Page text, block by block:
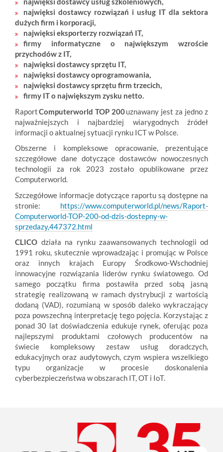
najwięksi dostawcy rozwiązań i usług IT dla sektora
dużych firm i korporacji,
najwięksi eksporterzy rozwiązań IT,
firmy informatyczne o największym wzroście
przychodów z IT,
najwięksi dostawcy sprzętu IT,
najwięksi dostawcy oprogramowania,
najwięksi dostawcy sprzętu firm trzecich,
firmy IT o największym zysku netto.
RaportComputerworld TOP 200uznawany jest za jedno z
najważniejszych i najbardziej wiarygodnych źródeł
informacji o aktualnej sytuacji rynku ICT w Polsce.
Obszerne i kompleksowe opracowanie, prezentujące
szczegółowe dane dotyczące dostawców nowoczesnych
technologii za rok 2023 zostało opublikowane przez
Computerworld.
Szczegółowe informacje dotyczące raportu są dostępne na
stronie: https://www.computerworld.pl/news/Raport-
Computerworld-TOP-200-od-dzis-dostepny-w-
sprzedazy,447372.html
CLICO działa na rynku zaawansowanych technologii od
1991 roku, skutecznie wprowadzając i promując w Polsce
oraz innych krajach Europy Środkowo-Wschodniej
innowacyjne rozwiązania liderów rynku światowego. Od
samego początku firma postawiła przed sobą jasną
strategię realizowaną w ramach dystrybucji z wartością
dodaną (VAD), rozumianą w sposób daleko wykraczający
poza powszechną interpretację tego pojęcia. Korzystając z
ponad 30 lat doświadczenia edukuje rynek, oferując poza
najlepszymi produktami czołowych producentów na
świecie kompleksowy zestaw usług doradczych,
edukacyjnych oraz audytowych, czym wspiera wszelkiego
typu organizacje w procesie doskonalenia
cyberbezpieczeństwa w obszarach IT, OT i IoT.